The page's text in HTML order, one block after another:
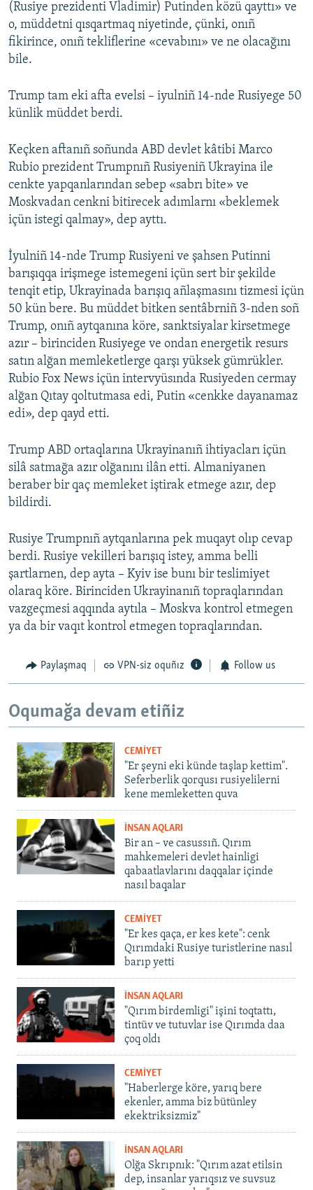
(Rusiye prezidenti Vladimir) Putinden közü qayttı» ve
o, müddetni qısqartmaq niyetinde, çünki, onıñ
fikirince, onıñ tekliflerine «cevabını» ve ne olacağını
bile.
Trump tam eki afta evelsi – iyulniñ 14-nde Rusiyege 50
künlik müddet berdi.
Keçken aftanıñ soñunda ABD devlet kâtibi Marco
Rubio prezident Trumpnıñ Rusiyeniñ Ukrayina ile
cenkte yapqanlarından sebep «sabrı bite» ve
Moskvadan cenkni bitirecek adımlarnı «beklemek
içün istegi qalmay», dep ayttı.
İyulniñ 14-nde Trump Rusiyeni ve şahsen Putinni
barışıqqa irişmege istemegeni içün sert bir şekilde
tenqit etip, Ukrayinada barışıq añlaşmasını tizmesi içün
50 kün bere. Bu müddet bitken sentâbrniñ 3-nden soñ
Trump, onıñ aytqanına köre, sanktsiyalar kirsetmege
azır – birinciden Rusiyege ve ondan energetik resurs
satın alğan memleketlerge qarşı yüksek gümrükler.
Rubio Fox News içün intervyüsında Rusiyeden cermay
alğan Qıtay qoltutmasa edi, Putin «cenkke dayanamaz
edi», dep qayd etti.
Trump ABD ortaqlarına Ukrayinanıñ ihtiyacları içün
silâ satmağa azır olğanını ilân etti. Almaniyanen
beraber bir qaç memleket iştirak etmege azır, dep
bildirdi.
Rusiye Trumpnıñ aytqanlarına pek muqayt olıp cevap
berdi. Rusiye vekilleri barışıq istey, amma belli
şartlarnen, dep ayta – Kyiv ise bunı bir teslimiyet
olaraq köre. Birinciden Ukrayinanıñ topraqlarından
vazgeçmesi aqqında aytıla – Moskva kontrol etmegen
ya da bir vaqıt kontrol etmegen topraqlarından.
Paylaşmaq VPN-siz oquñız Follow us
Oqumağa devam etiñiz
CEMİYET
"Er şeyni eki künde taşlap kettim".
Seferberlik qorqusı rusiyelilerni
kene memleketten quva
İNSAN AQLARI
Bir an – ve casussıñ. Qırım
mahkemeleri devlet hainligi
qabaatlavlarını daqqalar içinde
nasıl baqalar
CEMİYET
"Er kes qaça, er kes kete": cenk
Qırımdaki Rusiye turistlerine nasıl
barıp yetti
İNSAN AQLARI
"Qırım birdemligi" işini toqtattı,
tintüv ve tutuvlar ise Qırımda daa
çoq oldı
CEMİYET
"Haberlerge köre, yarıq bere
ekenler, amma biz bütünley
ekektriksizmiz"
İNSAN AQLARI
Olğa Skrıpnık: "Qırım azat etilsin
dep, insanlar yarıqsız ve suvsuz